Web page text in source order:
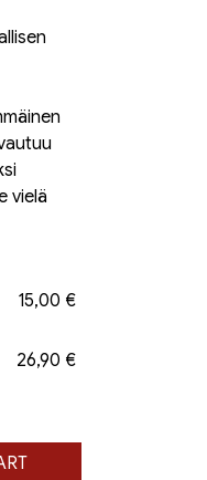
vielä
15,00 €
26,90 €